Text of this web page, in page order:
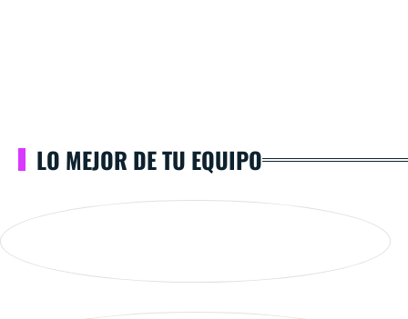
LO MEJOR DE TU EQUIPO